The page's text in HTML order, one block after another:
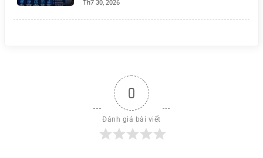
Th7 30, 2026
0
Đánh giá bài viết